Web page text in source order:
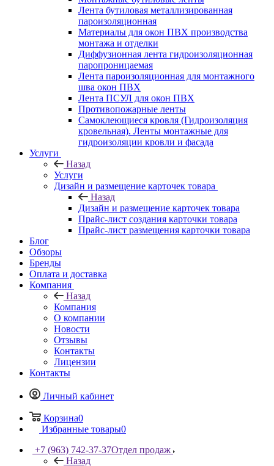
Лента бутиловая металлизированная
пароизоляционная
Материалы для окон ПВХ производства
монтажа и отделки
Диффузионная лента гидроизоляционная
паропроницаемая
Лента пароизоляционная для монтажного
шва окон ПВХ
Лента ПСУЛ для окон ПВХ
Противопожарные ленты
Самоклеющиеся кровля (Гидроизоляция
кровельная). Ленты монтажные для
гидроизоляции кровли и фасада
Услуги
Назад
Услуги
Дизайн и размещение карточек товара
Назад
Дизайн и размещение карточек товара
Прайс-лист создания карточки товара
Прайс-лист размещения карточки товара
Блог
Обзоры
Бренды
Оплата и доставка
Компания
Назад
Компания
О компании
Новости
Отзывы
Контакты
Лицензии
Контакты
Личный кабинет
Корзина0
Избранные товары0
+7 (963) 742-37-37Отдел продаж
Назад